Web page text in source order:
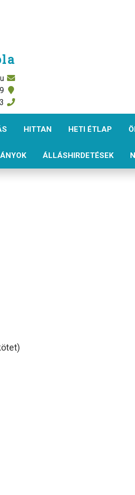
HITTAN HETI ÉTLAP
ÁLLÁSHIRDETÉSEK